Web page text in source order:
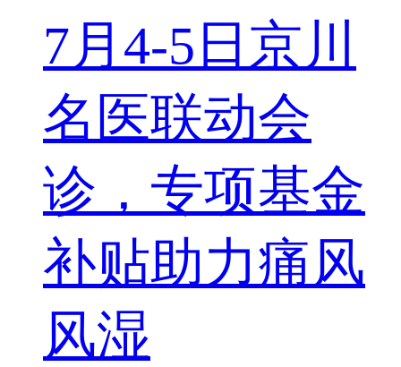
7月4-5日京川
名医联动会
诊，专项基金
补贴助力痛风
风湿